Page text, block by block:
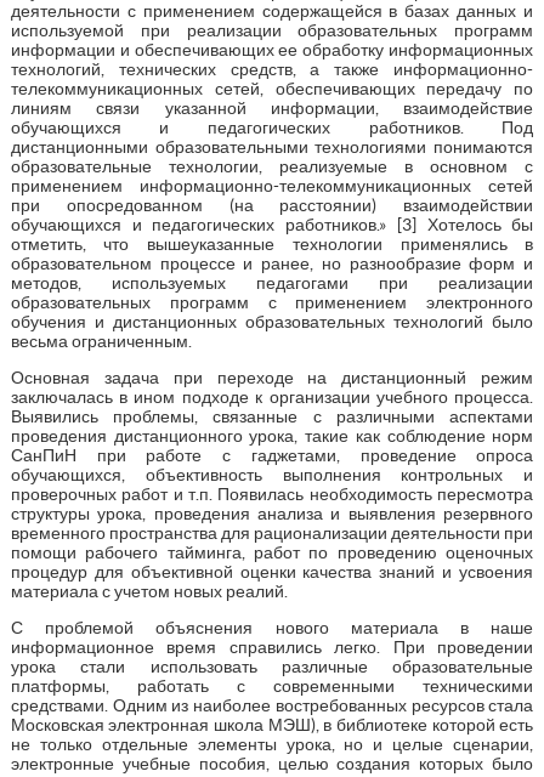
деятельности с применением содержащейся в базах данных и
используемой при реализации образовательных программ
информации и обеспечивающих ее обработку информационных
технологий, технических средств, а также информационно-
телекоммуникационных сетей, обеспечивающих передачу по
линиям связи указанной информации, взаимодействие
обучающихся и педагогических работников. Под
дистанционными образовательными технологиями понимаются
образовательные технологии, реализуемые в основном с
применением информационно-телекоммуникационных сетей
при опосредованном (на расстоянии) взаимодействии
обучающихся и педагогических работников.» [3] Хотелось бы
отметить, что вышеуказанные технологии применялись в
образовательном процессе и ранее, но разнообразие форм и
методов, используемых педагогами при реализации
образовательных программ с применением электронного
обучения и дистанционных образовательных технологий было
весьма ограниченным.
Основная задача при переходе на дистанционный режим
заключалась в ином подходе к организации учебного процесса.
Выявились проблемы, связанные с различными аспектами
проведения дистанционного урока, такие как соблюдение норм
СанПиН при работе с гаджетами, проведение опроса
обучающихся, объективность выполнения контрольных и
проверочных работ и т.п. Появилась необходимость пересмотра
структуры урока, проведения анализа и выявления резервного
временного пространства для рационализации деятельности при
помощи рабочего тайминга, работ по проведению оценочных
процедур для объективной оценки качества знаний и усвоения
материала с учетом новых реалий.
С проблемой объяснения нового материала в наше
информационное время справились легко. При проведении
урока стали использовать различные образовательные
платформы, работать с современными техническими
средствами. Одним из наиболее востребованных ресурсов стала
Московская электронная школа МЭШ), в библиотеке которой есть
не только отдельные элементы урока, но и целые сценарии,
электронные учебные пособия, целью создания которых было